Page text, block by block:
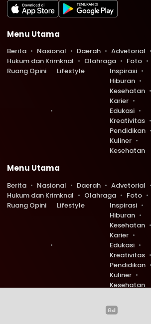
0
Menu Utama
Berita Nasional Daerah
Advetorial
Hukum dan Krimknal
Olahraga Foto
Ruang Opini
Lifestyle
Inspirasi
Hiburan
Kesehatan
Karier
Edukasi
Kreativitas
Pendidikan
Kuliner
Kesehatan
Menu Utama
Berita Nasional Daerah
Advetorial
Hukum dan Krimknal
Olahraga Foto
Ruang Opini
Lifestyle
Inspirasi
Hiburan
Kesehatan
Karier
Edukasi
Kreativitas
Pendidikan
Kuliner
Kesehatan